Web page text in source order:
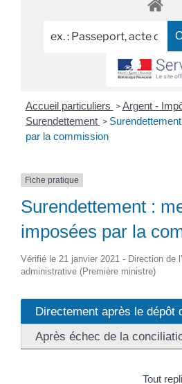
Accueil particuliers > Argent -
Surendettement >
par la commission
Fiche pratique
Surendettement :
imposées par la
Vérifié le 21 janvier 2021 - Direction de
administrative (Première ministre)
Directement après le dépôt
Après échec de la
Tout